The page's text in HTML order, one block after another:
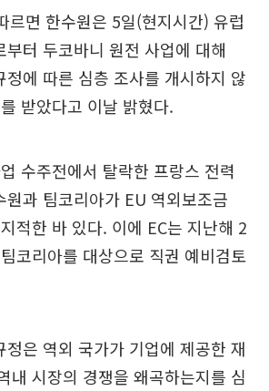
르면 한수원은 5일(현지시간) 유럽
부터 두코바니 원전 사업에 대해
정에 따른 심층 조사를 개시하지 않
받았다고 이날 밝혔다.
수주전에서 탈락한 프랑스 전력
원과 팀코리아가 EU 역외보조금
적한 바 있다. 이에 EC는 지난해 2
코리아를 대상으로 직권 예비검토
정은 역외 국가가 기업에 제공한 재
내 시장의 경쟁을 왜곡하는지를 심